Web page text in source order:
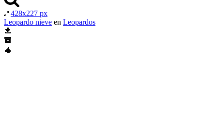
428x227 px
Leopardo nieve en Leopardos